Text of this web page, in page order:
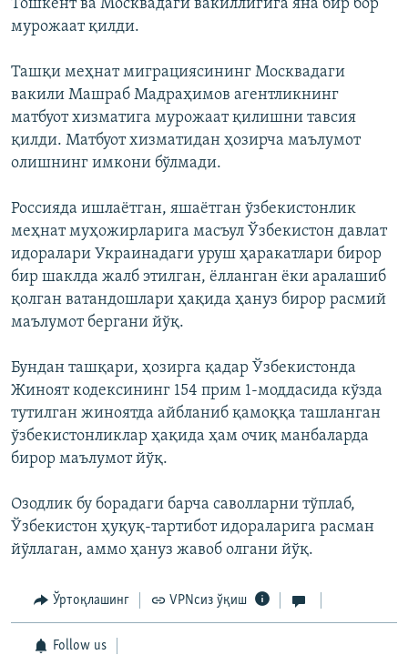
Тошкент ва Москвадаги вакиллигига яна бир бор
мурожаат қилди.
Ташқи меҳнат миграциясининг Москвадаги
вакили Машраб Мадраҳимов агентликнинг
матбуот хизматига мурожаат қилишни тавсия
қилди. Матбуот хизматидан ҳозирча маълумот
олишнинг имкони бўлмади.
Россияда ишлаётган, яшаётган ўзбекистонлик
меҳнат муҳожирларига масъул Ўзбекистон давлат
идоралари Украинадаги уруш ҳаракатлари бирор
бир шаклда жалб этилган, ёлланган ёки аралашиб
қолган ватандошлари ҳақида ҳануз бирор расмий
маълумот бергани йўқ.
Бундан ташқари, ҳозирга қадар Ўзбекистонда
Жиноят кодексининг 154 прим 1-моддасида кўзда
тутилган жиноятда айбланиб қамоққа ташланган
ўзбекистонликлар ҳақида ҳам очиқ манбаларда
бирор маълумот йўқ.
Озодлик бу борадаги барча саволларни тўплаб,
Ўзбекистон ҳуқуқ-тартибот идораларига расман
йўллаган, аммо ҳануз жавоб олгани йўқ.
Ўртоқлашинг VPNсиз ўқиш
Follow us